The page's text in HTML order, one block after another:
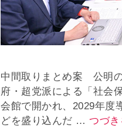
中間取りまとめ案 公明
府・超党派による「社会
会館で開かれ、2029年度
どを盛り込んだ …つづ